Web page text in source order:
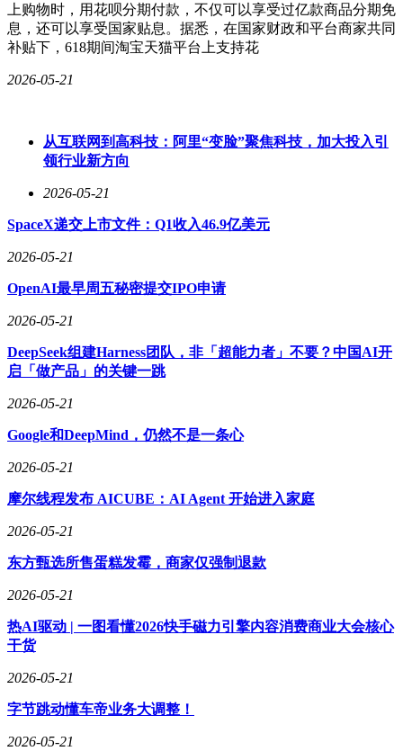
上购物时，用花呗分期付款，不仅可以享受过亿款商品分期免
息，还可以享受国家贴息。据悉，在国家财政和平台商家共同
补贴下，618期间淘宝天猫平台上支持花
2026-05-21
从互联网到高科技：阿里“变脸”聚焦科技，加大投入引
领行业新方向
2026-05-21
​SpaceX递交上市文件：Q1收入46.9亿美元
2026-05-21
OpenAI最早周五秘密提交IPO申请
2026-05-21
DeepSeek组建Harness团队，非「超能力者」不要？中国AI开
启「做产品」的关键一跳
2026-05-21
Google和DeepMind，仍然不是一条心
2026-05-21
摩尔线程发布 AICUBE：AI Agent 开始进入家庭
2026-05-21
东方甄选所售蛋糕发霉，商家仅强制退款
2026-05-21
热AI驱动 | 一图看懂2026快手磁力引擎内容消费商业大会核心
干货
2026-05-21
字节跳动懂车帝业务大调整！
2026-05-21